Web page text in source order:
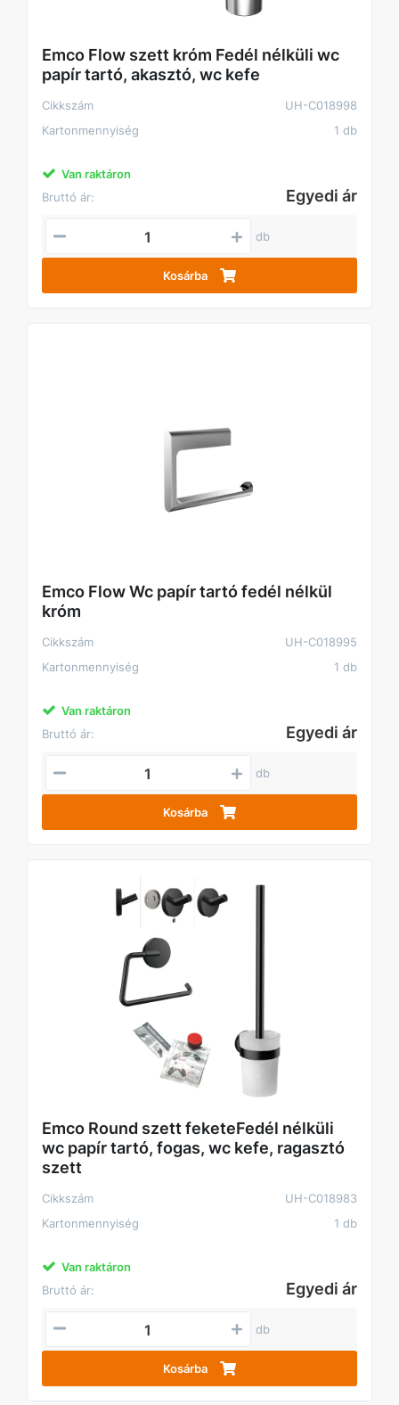
Emco Flow szett króm Fedél nélküli wc
papír tartó, akasztó, wc kefe
Cikkszám
UH-C018998
Kartonmennyiség
1 db
Van raktáron
Bruttó ár:
Egyedi ár
db
Kosárba
Emco Flow Wc papír tartó fedél nélkül
króm
Cikkszám
UH-C018995
Kartonmennyiség
1 db
Van raktáron
Bruttó ár:
Egyedi ár
db
Kosárba
Emco Round szett feketeFedél nélküli
wc papír tartó, fogas, wc kefe, ragasztó
szett
Cikkszám
UH-C018983
Kartonmennyiség
1 db
Van raktáron
Bruttó ár:
Egyedi ár
db
Kosárba